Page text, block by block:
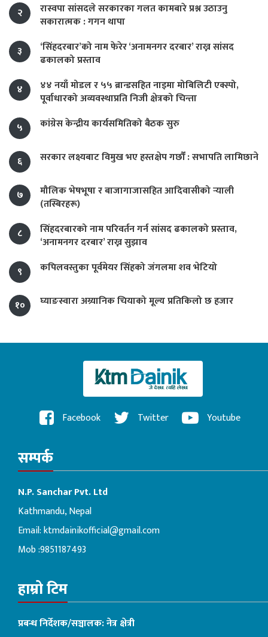
२
रास्वपा सांसदले सरकारका गलत कामबारे प्रश्न उठाउनु
सकारात्मक : गगन थापा
३
‘सिंहदरबार’को नाम फेरेर ‘अनामनगर दरबार’ राख्न सांसद
ढकालको प्रस्ताव
४
४४ नयाँ मोडल र ५५ ब्रान्डसहित नाइमा मोबिलिटी एक्स्पो,
पूर्वाधारको अव्यवस्थाप्रति निजी क्षेत्रको चिन्ता
५
कांग्रेस केन्द्रीय कार्यसमितिको बैठक सुरु
६ सरकार लक्ष्यबाट विमुख भए हस्तक्षेप गर्छौं : सभापति लामिछाने
७
मौलिक भेषभूषा र बाजागाजासहित आदिवासीको र्‍याली
(तस्बिरहरू)
८
सिंहदरबारको नाम परिवर्तन गर्न सांसद ढकालको प्रस्ताव,
‘अनामनगर दरबार’ राख्न सुझाव
९
कपिलवस्तुका पूर्वमेयर सिंहको जंगलमा शव भेटियो
१० घ्याङस्वारा अग्र्यानिक चियाको मूल्य प्रतिकिलो छ हजार
Facebook Twitter Youtube
सम्पर्क
N.P. Sanchar Pvt. Ltd
Kathmandu, Nepal
Email:ktmdainikofficial@gmail.com
Mob :9851187493
हाम्रो टिम
प्रबन्ध निर्देशक/सञ्चालक: नेत्र क्षेत्री